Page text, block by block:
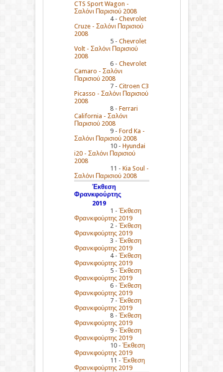
CTS Sport Wagon -
Σαλόνι Παρισιού 2008
4 - Chevrolet
Cruze - Σαλόνι Παρισιού
2008
5 - Chevrolet
Volt - Σαλόνι Παρισιού
2008
6 - Chevrolet
Camaro - Σαλόνι
Παρισιού 2008
7 - Citroen C3
Picasso - Σαλόνι Παρισιού
2008
8 - Ferrari
California - Σαλόνι
Παρισιού 2008
9 - Ford Ka -
Σαλόνι Παρισιού 2008
10 - Hyundai
i20 - Σαλόνι Παρισιού
2008
11 - Kia Soul -
Σαλόνι Παρισιού 2008
Έκθεση
Φρανκφούρτης
2019
1 - Έκθεση
Φρανκφούρτης 2019
2 - Έκθεση
Φρανκφούρτης 2019
3 - Έκθεση
Φρανκφούρτης 2019
4 - Έκθεση
Φρανκφούρτης 2019
5 - Έκθεση
Φρανκφούρτης 2019
6 - Έκθεση
Φρανκφούρτης 2019
7 - Έκθεση
Φρανκφούρτης 2019
8 - Έκθεση
Φρανκφούρτης 2019
9 - Έκθεση
Φρανκφούρτης 2019
10 - Έκθεση
Φρανκφούρτης 2019
11 - Έκθεση
Φρανκφούρτης 2019